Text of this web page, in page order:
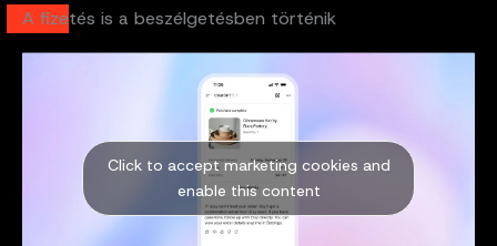
A fizetés is a beszélgetésben történik
Click to accept marketing cookies and
enable this content